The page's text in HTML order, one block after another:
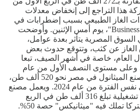
هذا التراجع إلى إنخفاض معدلات
الغاز الطبيعي بسبب إضطرابات في
الواردات، وفقا لـ"العربية Business"، يوم أمس الإثنين. وأوضحت
السوق المصرية يتأثر بعدة عوامل،
الغاز عن كثب، وتتوقع حدوث بعض
العام، خاصة في أشهر الصيف، تبعا
وعلى مستوى النصف الأول من عام
2025، بلغ إجمالي إنتاج مصنع الميثانول في مصر نحو 520 ألف طن،
مقارنة بـ424 ألف طن في نفس الفترة من عام 2024. ويعمل مصنع
الميثانول في مصر بطاقة تشغيلية تبلغ 316 ألف طن في الربع
تملك فيه "ميثانيكس" حصة 50%.